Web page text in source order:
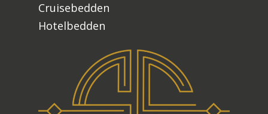
Cruisebedden
Hotelbedden